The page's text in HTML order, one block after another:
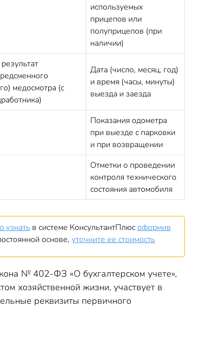
используемых
прицепов или
полуприцепов (при
наличии)
медосмотра (с
Дата (число, месяц, год)
и время (часы, минуты)
выезда и заезда
Показания одометра
при выезде с парковки
и при возвращении
Отметки о проведении
контроля технического
состояния автомобиля
узнать в системе КонсультантПлюс оформив
основе, уточните ее стоимость
№ 402-ФЗ «О бухгалтерском учете»,
хозяйственной жизни, участвует в
реквизиты первичного